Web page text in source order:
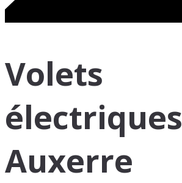
Volets
électriques
Auxerre